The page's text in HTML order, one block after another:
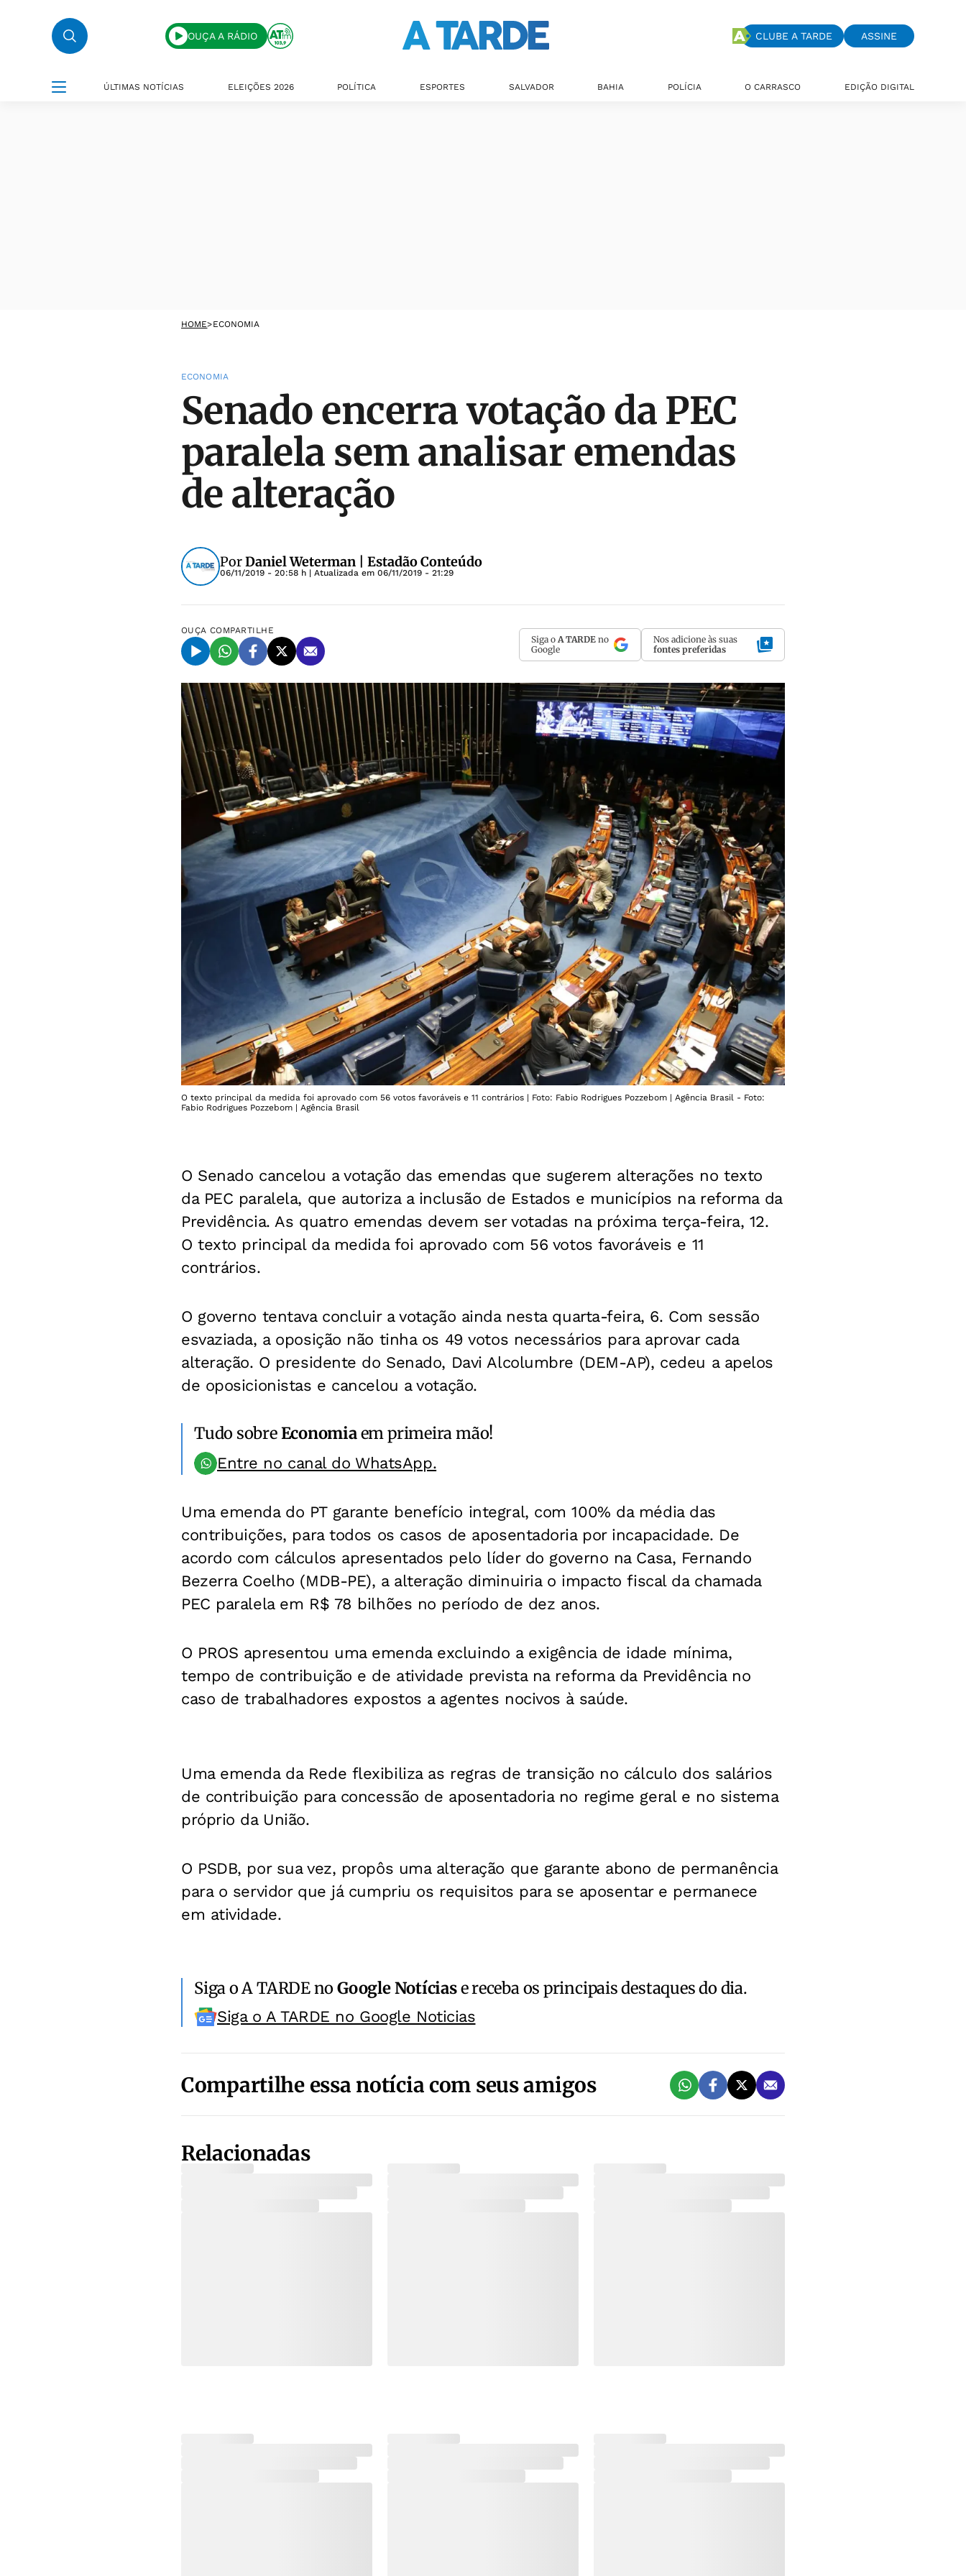
OUÇA A RÁDIO CLUBE A TARDE ASSINE
ÚLTIMAS NOTÍCIAS ELEIÇÕES 2026 POLÍTICA ESPORTES SALVADOR BAHIA POLÍCIA O CARRASCO EDIÇÃO DIGITAL
HOME>ECONOMIA
ECONOMIA
Senado encerra votação da PEC
paralela sem analisar emendas
de alteração
PorDaniel Weterman | Estadão Conteúdo
06/11/2019 - 20:58 h | Atualizada em 06/11/2019 - 21:29
OUÇA COMPARTILHE
Siga o A TARDE no
Google
Nos adicione às suas
fontes preferidas
O texto principal da medida foi aprovado com 56 votos favoráveis e 11 contrários | Foto: Fabio Rodrigues Pozzebom | Agência Brasil - Foto:
Fabio Rodrigues Pozzebom | Agência Brasil
O Senado cancelou a votação das emendas que sugerem alterações no texto
da PEC paralela, que autoriza a inclusão de Estados e municípios na reforma da
Previdência. As quatro emendas devem ser votadas na próxima terça-feira, 12.
O texto principal da medida foi aprovado com 56 votos favoráveis e 11
contrários.
O governo tentava concluir a votação ainda nesta quarta-feira, 6. Com sessão
esvaziada, a oposição não tinha os 49 votos necessários para aprovar cada
alteração. O presidente do Senado, Davi Alcolumbre (DEM-AP), cedeu a apelos
de oposicionistas e cancelou a votação.
Tudo sobreEconomiaem primeira mão!
Entre no canal do WhatsApp.
Uma emenda do PT garante benefício integral, com 100% da média das
contribuições, para todos os casos de aposentadoria por incapacidade. De
acordo com cálculos apresentados pelo líder do governo na Casa, Fernando
Bezerra Coelho (MDB-PE), a alteração diminuiria o impacto fiscal da chamada
PEC paralela em R$ 78 bilhões no período de dez anos.
O PROS apresentou uma emenda excluindo a exigência de idade mínima,
tempo de contribuição e de atividade prevista na reforma da Previdência no
caso de trabalhadores expostos a agentes nocivos à saúde.
Uma emenda da Rede flexibiliza as regras de transição no cálculo dos salários
de contribuição para concessão de aposentadoria no regime geral e no sistema
próprio da União.
O PSDB, por sua vez, propôs uma alteração que garante abono de permanência
para o servidor que já cumpriu os requisitos para se aposentar e permanece
em atividade.
Siga o A TARDE noGoogle Notíciase receba os principais destaques do dia.
Siga o A TARDE no Google Noticias
Compartilhe essa notícia com seus amigos
Relacionadas